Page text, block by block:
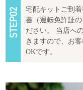
宅配キットご到
書（運転免許証
ださい。 当店へ
きますので、お
OKです。